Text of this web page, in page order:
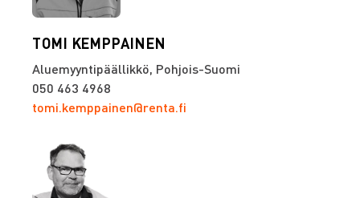
TOMI KEMPPAINEN
Aluemyyntipäällikkö, Pohjois-Suomi
050 463 4968
tomi.kemppainen@renta.fi